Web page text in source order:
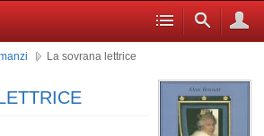
La sovrana lettrice